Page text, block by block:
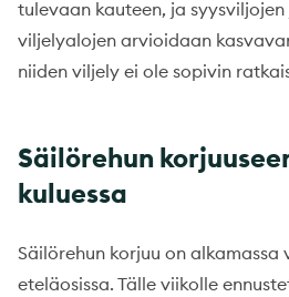
tulevaan kauteen, ja
viljelyalojen arvioidaan
niiden viljely ei ole sopivin
Säilörehun
kuluessa
Säilörehun korjuu on alkamassa
eteläosissa. Tälle viikolle